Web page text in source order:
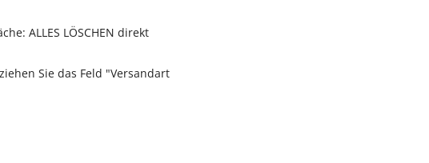
ALLES LÖSCHEN direkt
Sie das Feld "Versandart